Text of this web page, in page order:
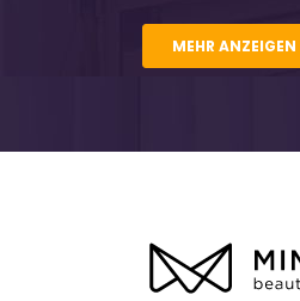
MEHR ANZEIGEN